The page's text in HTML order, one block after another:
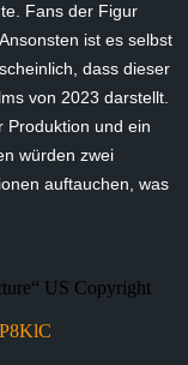
Fans der Figur
ist es selbst
dass dieser
von 2023 darstellt.
Produktion und ein
würden zwei
auftauchen, was
US Copyright